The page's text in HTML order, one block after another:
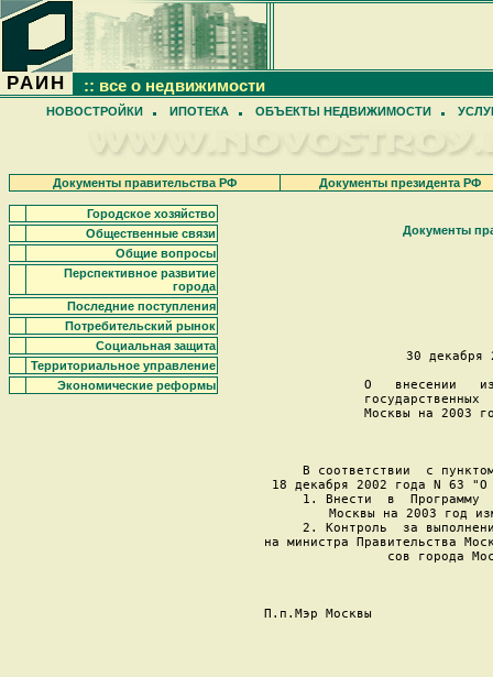
РАИН :: все о недвижимости
НОВОСТРОЙКИ ИПОТЕКА ОБЪЕКТЫ НЕДВИЖИМОСТИ
Документы правительства РФ Документы президента РФ
Городское хозяйство
Общественные связи
Общие вопросы
Перспективное развитие
города
Последние поступления
Потребительский рынок
Социальная защита
Территориальное управление
Экономические реформы
Документы
30
О   внесении
Москвы
В соответствии  с
18 декабря 2002 года N 63
1. Внести  в  Программу
Москвы на 2003 год
2. Контроль  за
на министра Правительства
сов города
П.п.Мэр Москвы